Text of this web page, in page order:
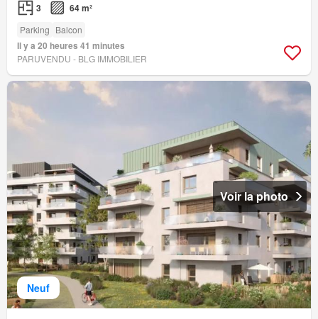
3 64 m²
Parking Balcon
Il y a 20 heures 41 minutes
PARUVENDU - BLG IMMOBILIER
Neuf
Voir la photo